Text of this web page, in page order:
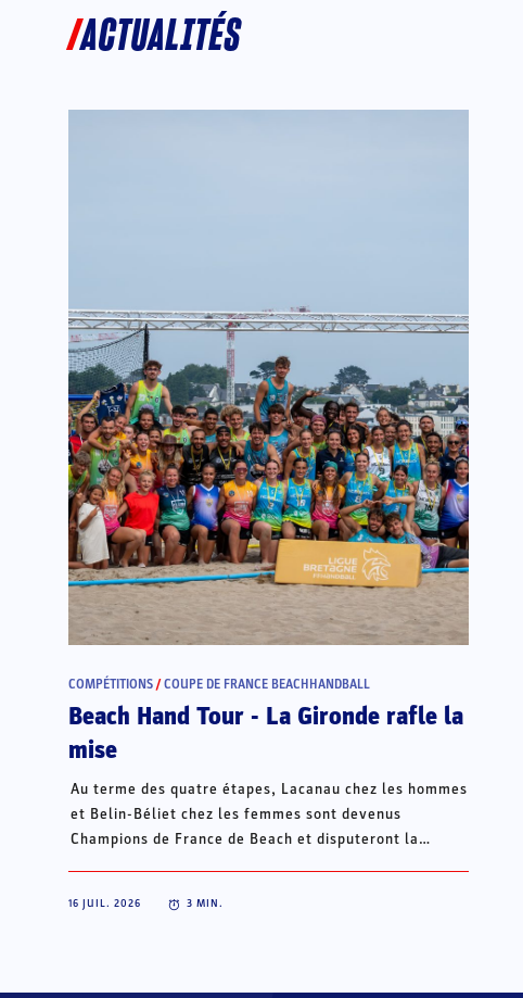
ACTUALITÉS
COMPÉTITIONS /COUPE DE FRANCE BEACHHANDBALL
Beach Hand Tour - La Gironde rafle la
mise
Au terme des quatre étapes, Lacanau chez les hommes
et Belin-Béliet chez les femmes sont devenus
Champions de France de Beach et disputeront la
16 JUIL. 2026 3 MIN.